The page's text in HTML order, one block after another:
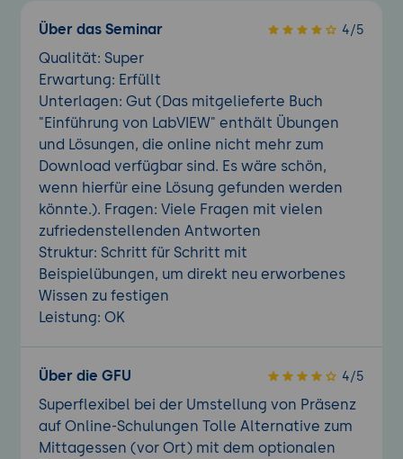
Über das Seminar 4/5
Qualität: Super
Erwartung: Erfüllt
Unterlagen: Gut (Das mitgelieferte Buch
"Einführung von LabVIEW" enthält Übungen
und Lösungen, die online nicht mehr zum
Download verfügbar sind. Es wäre schön,
wenn hierfür eine Lösung gefunden werden
könnte.). Fragen: Viele Fragen mit vielen
zufriedenstellenden Antworten
Struktur: Schritt für Schritt mit
Beispielübungen, um direkt neu erworbenes
Wissen zu festigen
Leistung: OK
Über die GFU 4/5
Superflexibel bei der Umstellung von Präsenz
auf Online-Schulungen Tolle Alternative zum
Mittagessen (vor Ort) mit dem optionalen